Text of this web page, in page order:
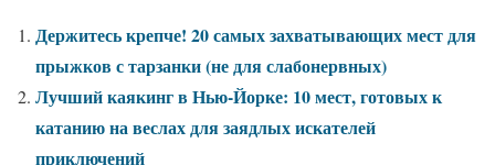
Держитесь крепче! 20 самых захватывающих мест для
прыжков с тарзанки (не для слабонервных)
Лучший каякинг в Нью-Йорке: 10 мест, готовых к
катанию на веслах для заядлых искателей
приключений